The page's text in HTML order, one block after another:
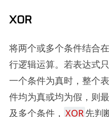
XOR
将两个或多个条件结合
行逻辑运算。若表达式
一个条件为真时，整个
件均为真或均为假，则
及多个条件， XOR先判